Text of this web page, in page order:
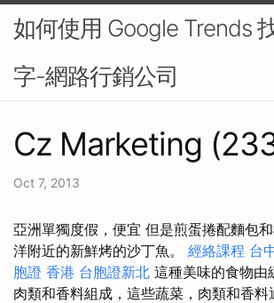
如何使用 Google Trends
字-網路行銷公司
Cz Marketing
Oct 7, 2013
亞洲單獨度假，便宜 但是煎蛋捲配麵包
洋附近的新鮮烤的沙丁魚。 經絡課程 台
胞證 香港 台胞證新北 這種美味的食物由
肉類和香料組成，這些蔬菜，肉類和香